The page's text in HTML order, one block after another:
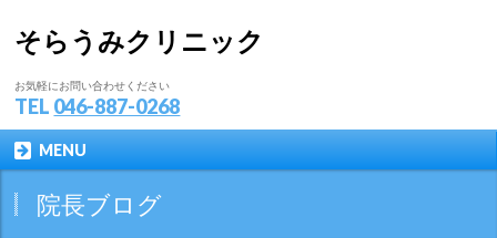
そらうみクリニック
お気軽にお問い合わせください
TEL 046-887-0268
MENU
院長ブログ